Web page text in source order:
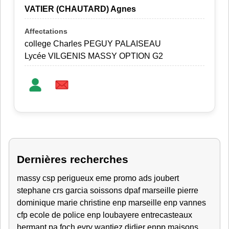
VATIER (CHAUTARD) Agnes
college Charles PEGUY PALAISEAU
Lycée VILGENIS MASSY OPTION G2
Dernières recherches
massy csp perigueux eme promo ads joubert
stephane crs garcia soissons dpaf marseille pierre
dominique marie christine enp marseille enp vannes
cfp ecole de police enp loubayere entrecasteaux
hermant pa foch evry wantiez didier enpp maisons